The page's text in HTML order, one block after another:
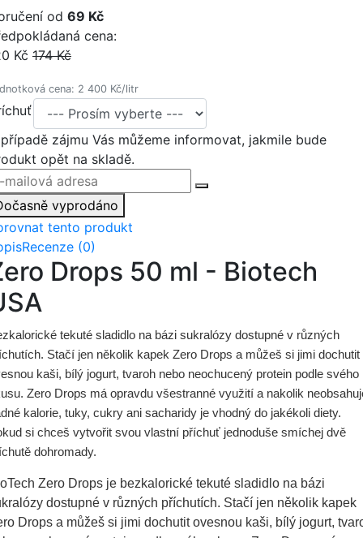
od 69 Kč
cena:
Kč 174 Kč
cena: 2 400 Kč/litr
zájmu Vás můžeme informovat, jakmile bude
opět na skladě.
vyprodáno
tento produkt
Recenze (0)
Drops 50 ml - Biotech
tekuté sladidlo na bázi sukralózy dostupné v různých
Stačí jen několik kapek Zero Drops a můžeš si jimi dochutit
kaši, bílý jogurt, tvaroh nebo neochucený protein podle svého
Zero Drops má opravdu všestranné využití a nakolik
kalorie, tuky, cukry ani sacharidy je vhodný do jakékoli diety.
si chceš vytvořit svou vlastní příchuť jednoduše smíchej dvě
dohromady.
Zero Drops je bezkalorické tekuté sladidlo na bázi
dostupné v různých příchutích. Stačí jen několik kapek
Drops a můžeš si jimi dochutit ovesnou kaši, bílý jogurt,